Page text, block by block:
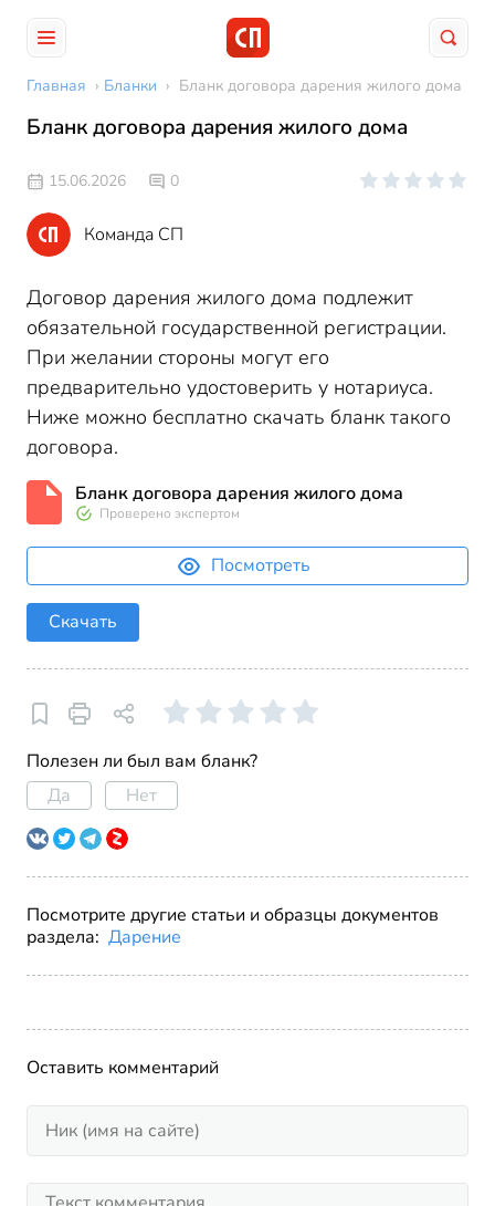
Главная › Бланки › Бланк договора дарения жилого дома
Бланк договора дарения жилого дома
15.06.2026 0
Команда СП
Договор дарения жилого дома подлежит
обязательной государственной регистрации.
При желании стороны могут его
предварительно удостоверить у нотариуса.
Ниже можно бесплатно скачать бланк такого
договора.
Бланк договора дарения жилого дома
Проверено экспертом
Посмотреть
Скачать
Полезен ли был вам бланк?
Да
Нет
Посмотрите другие статьи и образцы документов
раздела: Дарение
Оставить комментарий